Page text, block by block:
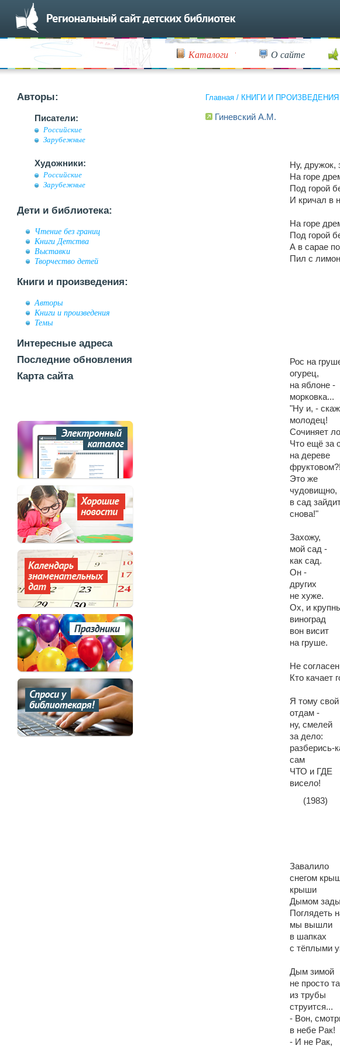
Каталоги О сайте
Авторы:
Писатели:
Российские
Зарубежные
Художники:
Российские
Зарубежные
Дети и библиотека:
Чтение без границ
Книги Детства
Выставки
Творчество детей
Книги и произведения:
Авторы
Книги и произведения
Темы
Интересные адреса
Последние обновления
Карта сайта
Главная / КНИГИ И ПРОИЗВЕДЕНИЯ
Гиневский А.М.
Ну, дружок,
На горе
Под горой
И кричал в
На горе
Под горой
А в сарае
Пил с
Рос на
огурец,
на яблоне -
морковка...
"Ну и, -
молодец!
Сочиняет
Что ещё за
на дереве
Это же
чудовищно,
в сад
снова!"
Захожу,
мой сад -
как сад.
Он -
других
не хуже.
Ох, и
виноград
вон висит
на груше.
Не
Кто качает
Я тому
отдам -
ну, смелей
за дело:
разберись-
сам
ЧТО и ГДЕ
висело!
(1983)
Завалило
снегом
крыши
Дымом
Поглядеть
мы вышли
в шапках
с тёплыми
Дым зимой
не просто
из трубы
струится...
- Вон,
в небе Рак!
- И не Рак,